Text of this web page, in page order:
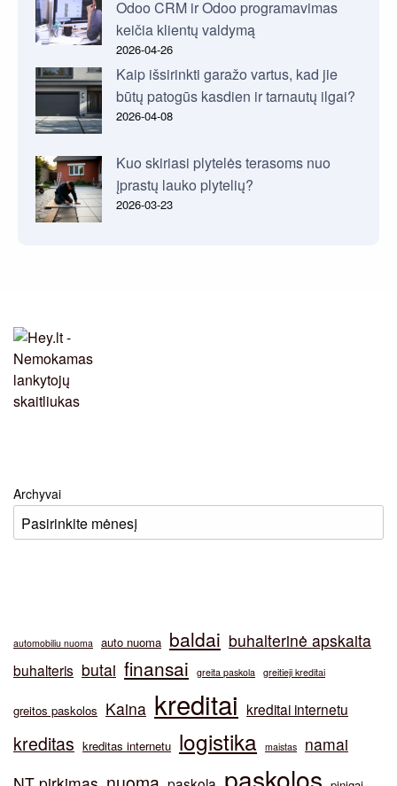
Odoo CRM ir Odoo programavimas
keičia klientų valdymą
2026-04-26
Kaip išsirinkti garažo vartus, kad jie
būtų patogūs kasdien ir tarnautų ilgai?
2026-04-08
Kuo skiriasi plytelės terasoms nuo
įprastų lauko plytelių?
2026-03-23
Archyvai
automobiliu nuoma auto nuoma baldai buhalterinė apskaita
buhalteris butai finansai greita paskola greitieji kreditai
greitos paskolos Kaina kreditai kreditai internetu
kreditas kreditas internetu logistika maistas
namai